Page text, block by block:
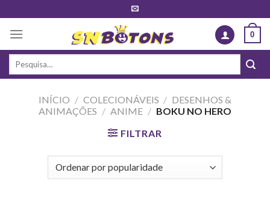
to
content
0
Pesquisar
INÍCIO / COLECIONÁVEIS / DESENHOS &
ANIMAÇÕES / ANIME / BOKU NO HERO
FILTRAR